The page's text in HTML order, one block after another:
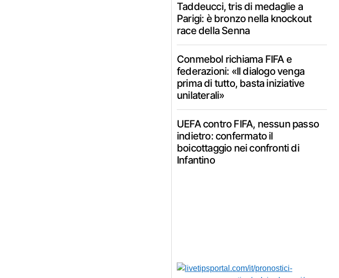
Taddeucci, tris di medaglie a
Parigi: è bronzo nella knockout
race della Senna
Conmebol richiama FIFA e
federazioni: «Il dialogo venga
prima di tutto, basta iniziative
unilaterali»
UEFA contro FIFA, nessun passo
indietro: confermato il
boicottaggio nei confronti di
Infantino